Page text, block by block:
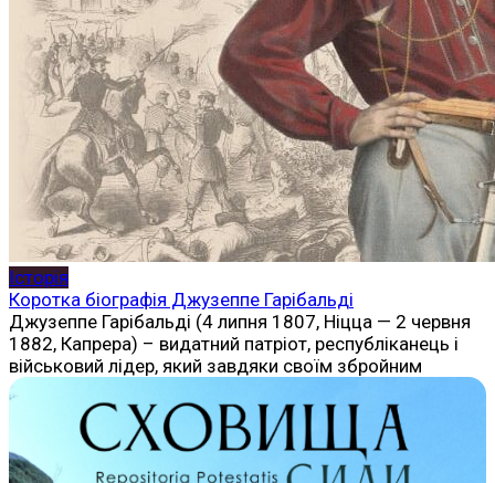
Історія
Коротка біографія Джузеппе Гарібальді
Джузеппе Гарібальді (4 липня 1807, Ніцца — 2 червня
1882, Капрера) – видатний патріот, республіканець і
військовий лідер, який завдяки своїм збройним